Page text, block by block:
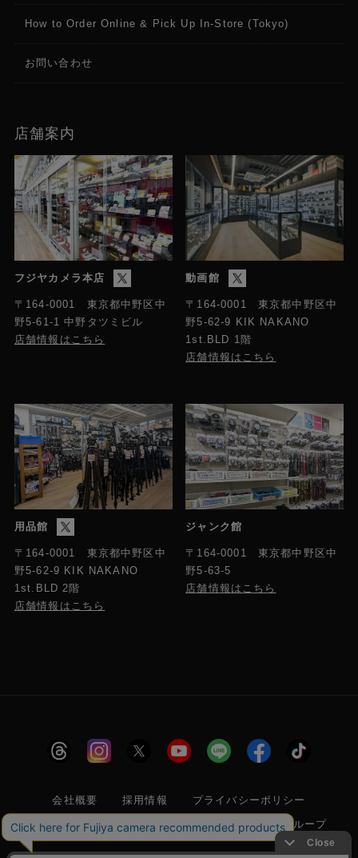
How to Order Online & Pick Up In-Store (Tokyo)
お問い合わせ
店舗案内
フジヤカメラ本店
〒164-0001 東京都中野区中
野5-61-1 中野タツミビル
店舗情報はこちら
動画館
〒164-0001 東京都中野区中
野5-62-9 KIK NAKANO
1st.BLD 1階
店舗情報はこちら
用品館
〒164-0001 東京都中野区中
野5-62-9 KIK NAKANO
1st.BLD 2階
店舗情報はこちら
ジャンク館
〒164-0001 東京都中野区中
野5-63-5
店舗情報はこちら
会社概要 採用情報
プライバシーポリシー
特定商取引に関する法律に基づく表示
フジヤグループ